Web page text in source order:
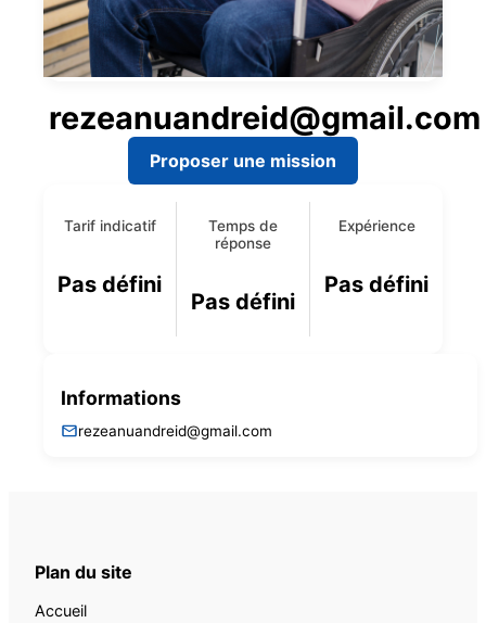
rezeanuandreid@gmail.com
Proposer une mission
Tarif indicatif
Pas défini
Temps de
réponse
Pas défini
Expérience
Pas défini
Informations
rezeanuandreid@gmail.com
Plan du site
Accueil